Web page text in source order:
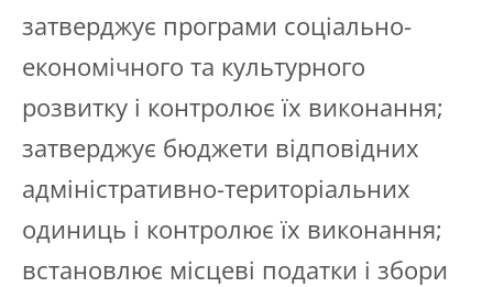
затверджує програми соціально-
економічного та культурного
розвитку і контролює їх виконання;
затверджує бюджети відповідних
адміністративно-територіальних
одиниць і контролює їх виконання;
встановлює місцеві податки і збори